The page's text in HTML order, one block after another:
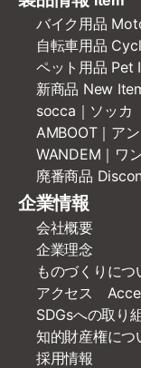
バイク用品
自転車用品
ペット用品 Pet
新商品 New
socca｜ソッカ
AMBOOT｜ア
WANDEM｜ワ
廃番商品
企業情報
会社概要
企業理念
ものづくりにつ
アクセス
SDGsへの取り
知的財産権につ
採用情報